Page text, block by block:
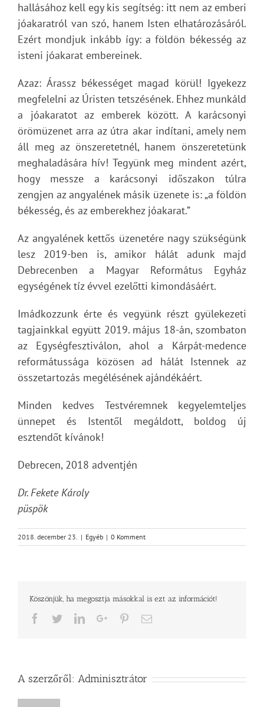
hallásához kell egy kis segítség: itt nem az emberi
jóakaratról van szó, hanem Isten elhatározásáról.
Ezért mondjuk inkább így: a földön békesség az
isteni jóakarat embereinek.
Azaz: Árassz békességet magad körül! Igyekezz
megfelelni az Úristen tetszésének. Ehhez munkáld
a jóakaratot az emberek között. A karácsonyi
örömüzenet arra az útra akar indítani, amely nem
áll meg az önszeretetnél, hanem önszeretetünk
meghaladására hív! Tegyünk meg mindent azért,
hogy messze a karácsonyi időszakon túlra
zengjen az angyal­ének másik üzenete is: „a földön
békesség, és az emberekhez jóakarat.”
Az angyalének kettős üzenetére nagy szükségünk
lesz 2019-ben is, amikor hálát adunk majd
Debrecenben a Magyar Református Egyház
egységének tíz évvel ezelőtti kimondásáért.
Imádkozzunk érte és vegyünk részt gyülekezeti
tagjainkkal együtt 2019. május 18-án, szombaton
az Egységfesztiválon, ahol a Kárpát-medence
reformátussága közösen ad hálát Istennek az
összetartozás megélésének ajándékáért.
Minden kedves Testvéremnek kegyelemteljes
ünnepet és Istentől megáldott, boldog új
esztendőt kívánok!
Debrecen, 2018 adventjén
Dr. Fekete Károly
püspök
2018. december 23. | Egyéb | 0 Komment
Köszönjük, ha megosztja másokkal is ezt az információt!
Facebook
TwitterLinkedInGoogle+PinterestEmail
A szerzőről: Adminisztrátor